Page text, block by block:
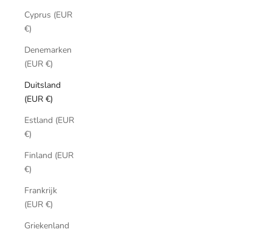
Cyprus (EUR
€)
Denemarken
(EUR €)
Duitsland
(EUR €)
Estland (EUR
€)
Finland (EUR
€)
Frankrijk
(EUR €)
Griekenland